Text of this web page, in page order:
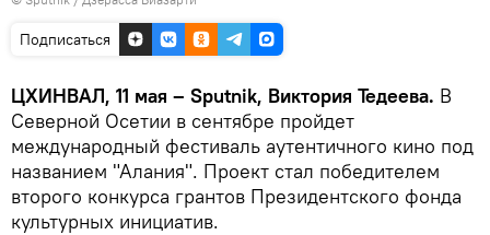
Подписаться
ЦХИНВАЛ, 11 мая – Sputnik, Виктория Тедеева. В
Северной Осетии в сентябре пройдет
международный фестиваль аутентичного кино под
названием "Алания". Проект стал победителем
второго конкурса грантов Президентского фонда
культурных инициатив.